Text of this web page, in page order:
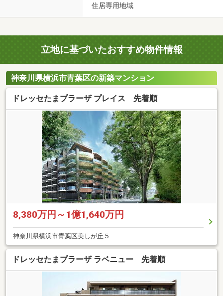
住居専用地域
立地に基づいたおすすめ物件情報
神奈川県横浜市青葉区の新築マンション
ドレッセたまプラーザ プレイス 先着順
8,380万円～1億1,640万円
神奈川県横浜市青葉区美しが丘５
ドレッセたまプラーザ ラベニュー 先着順